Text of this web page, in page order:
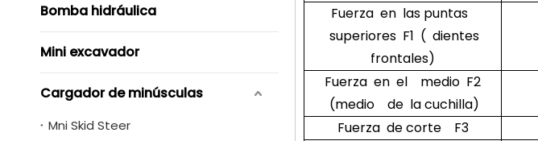
Bomba hidráulica
Mini excavador
Cargador de minúsculas
Mni Skid Steer
Fuerza en las puntas
superiores F1 ( dientes
frontales)
Fuerza en el medio F2
(medio de la cuchilla)
Fuerza de corte F3